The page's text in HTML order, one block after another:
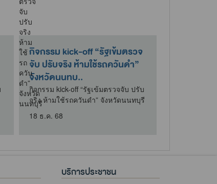
กิจกรรม kick-off “รัฐเข้มตรวจ
จับ ปรับจริง ห้ามใช้รถควันดำ”
จังหวัดนนทบ..
กิจกรรม kick-off “รัฐเข้มตรวจจับ ปรับ
จริง ห้ามใช้รถควันดำ” จังหวัดนนทบุรี
18 ธ.ค. 68
บริการประชาชน